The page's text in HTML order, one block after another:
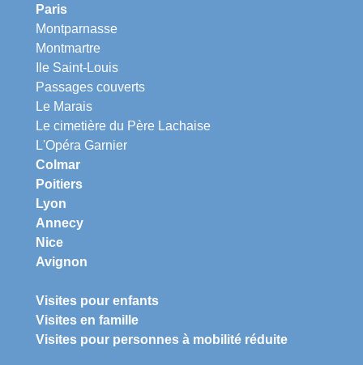
Paris
Montparnasse
Montmartre
Ile Saint-Louis
Passages couverts
Le Marais
Le cimetière du Père Lachaise
L'Opéra Garnier
Colmar
Poitiers
Lyon
Annecy
Nice
Avignon
Visites pour enfants
Visites en famille
Visites pour personnes à mobilité réduite